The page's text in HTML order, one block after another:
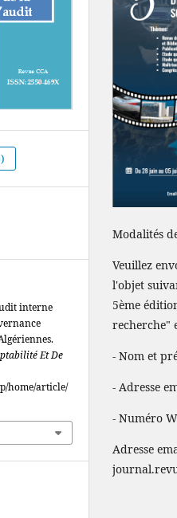
interne
Et De
home/article/
Modalités
Veuillez
l'objet
5ème
recherche"
- Nom et
- Adresse
- Numéro
Adresse